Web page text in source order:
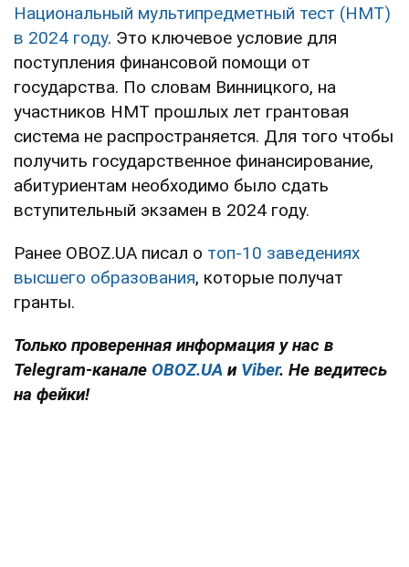
Национальный мультипредметный тест (НМТ)
в 2024 году. Это ключевое условие для
поступления финансовой помощи от
государства. По словам Винницкого, на
участников НМТ прошлых лет грантовая
система не распространяется. Для того чтобы
получить государственное финансирование,
абитуриентам необходимо было сдать
вступительный экзамен в 2024 году.
Ранее OBOZ.UA писал о топ-10 заведениях
высшего образования, которые получат
гранты.
Только проверенная информация у нас в
Telegram-канале OBOZ.UA и Viber. Не ведитесь
на фейки!